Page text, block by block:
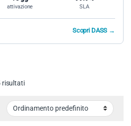
attivazione SLA
Scopri DASS →
risultati